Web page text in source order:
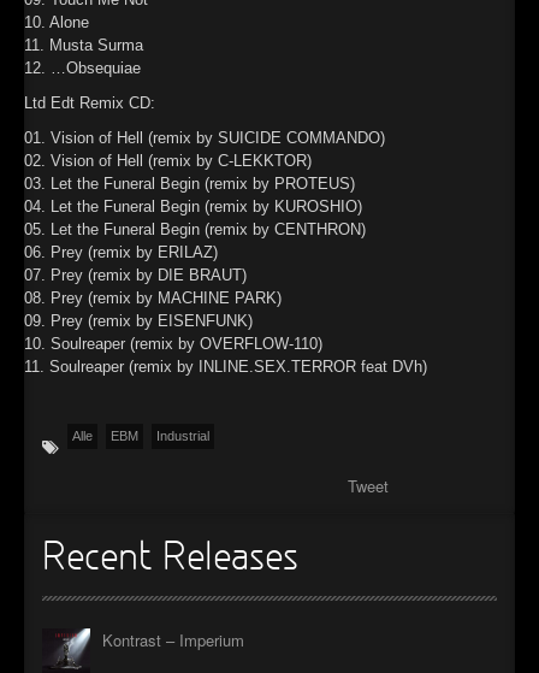
10. Alone
11. Musta Surma
12. …Obsequiae
Ltd Edt Remix CD:
01. Vision of Hell (remix by SUICIDE COMMANDO)
02. Vision of Hell (remix by C-LEKKTOR)
03. Let the Funeral Begin (remix by PROTEUS)
04. Let the Funeral Begin (remix by KUROSHIO)
05. Let the Funeral Begin (remix by CENTHRON)
06. Prey (remix by ERILAZ)
07. Prey (remix by DIE BRAUT)
08. Prey (remix by MACHINE PARK)
09. Prey (remix by EISENFUNK)
10. Soulreaper (remix by OVERFLOW-110)
11. Soulreaper (remix by INLINE.SEX.TERROR feat DVh)
Alle EBM Industrial
Tweet
Recent Releases
Kontrast – Imperium